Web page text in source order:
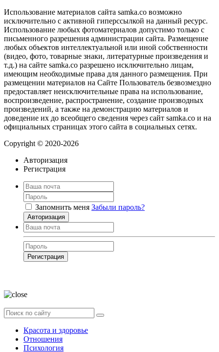
Использование материалов сайта samka.co возможно
исключительно с активной гиперссылкой на данный ресурс.
Использование любых фотоматериалов допустимо только с
письменного разрешения администрации сайта. Размещение
любых объектов интеллектуальной или иной собственности
(видео, фото, товарные знаки, литературные произведения и
т.д.) на сайте samka.co разрешено исключительно лицам,
имеющим необходимые права для данного размещения. При
размещении материалов на Сайте Пользователь безвозмездно
предоставляет неисключительные права на использование,
воспроизведение, распространение, создание производных
произведений, а также на демонстрацию материалов и
доведение их до всеобщего сведения через сайт samka.co и на
официальных страницах этого сайта в социальных сетях.
Copyright © 2020-2026
Авторизация
Регистрация
Запомнить меня Забыли пароль?
Авторизация
Регистрация
Красота и здоровье
Отношения
Психология